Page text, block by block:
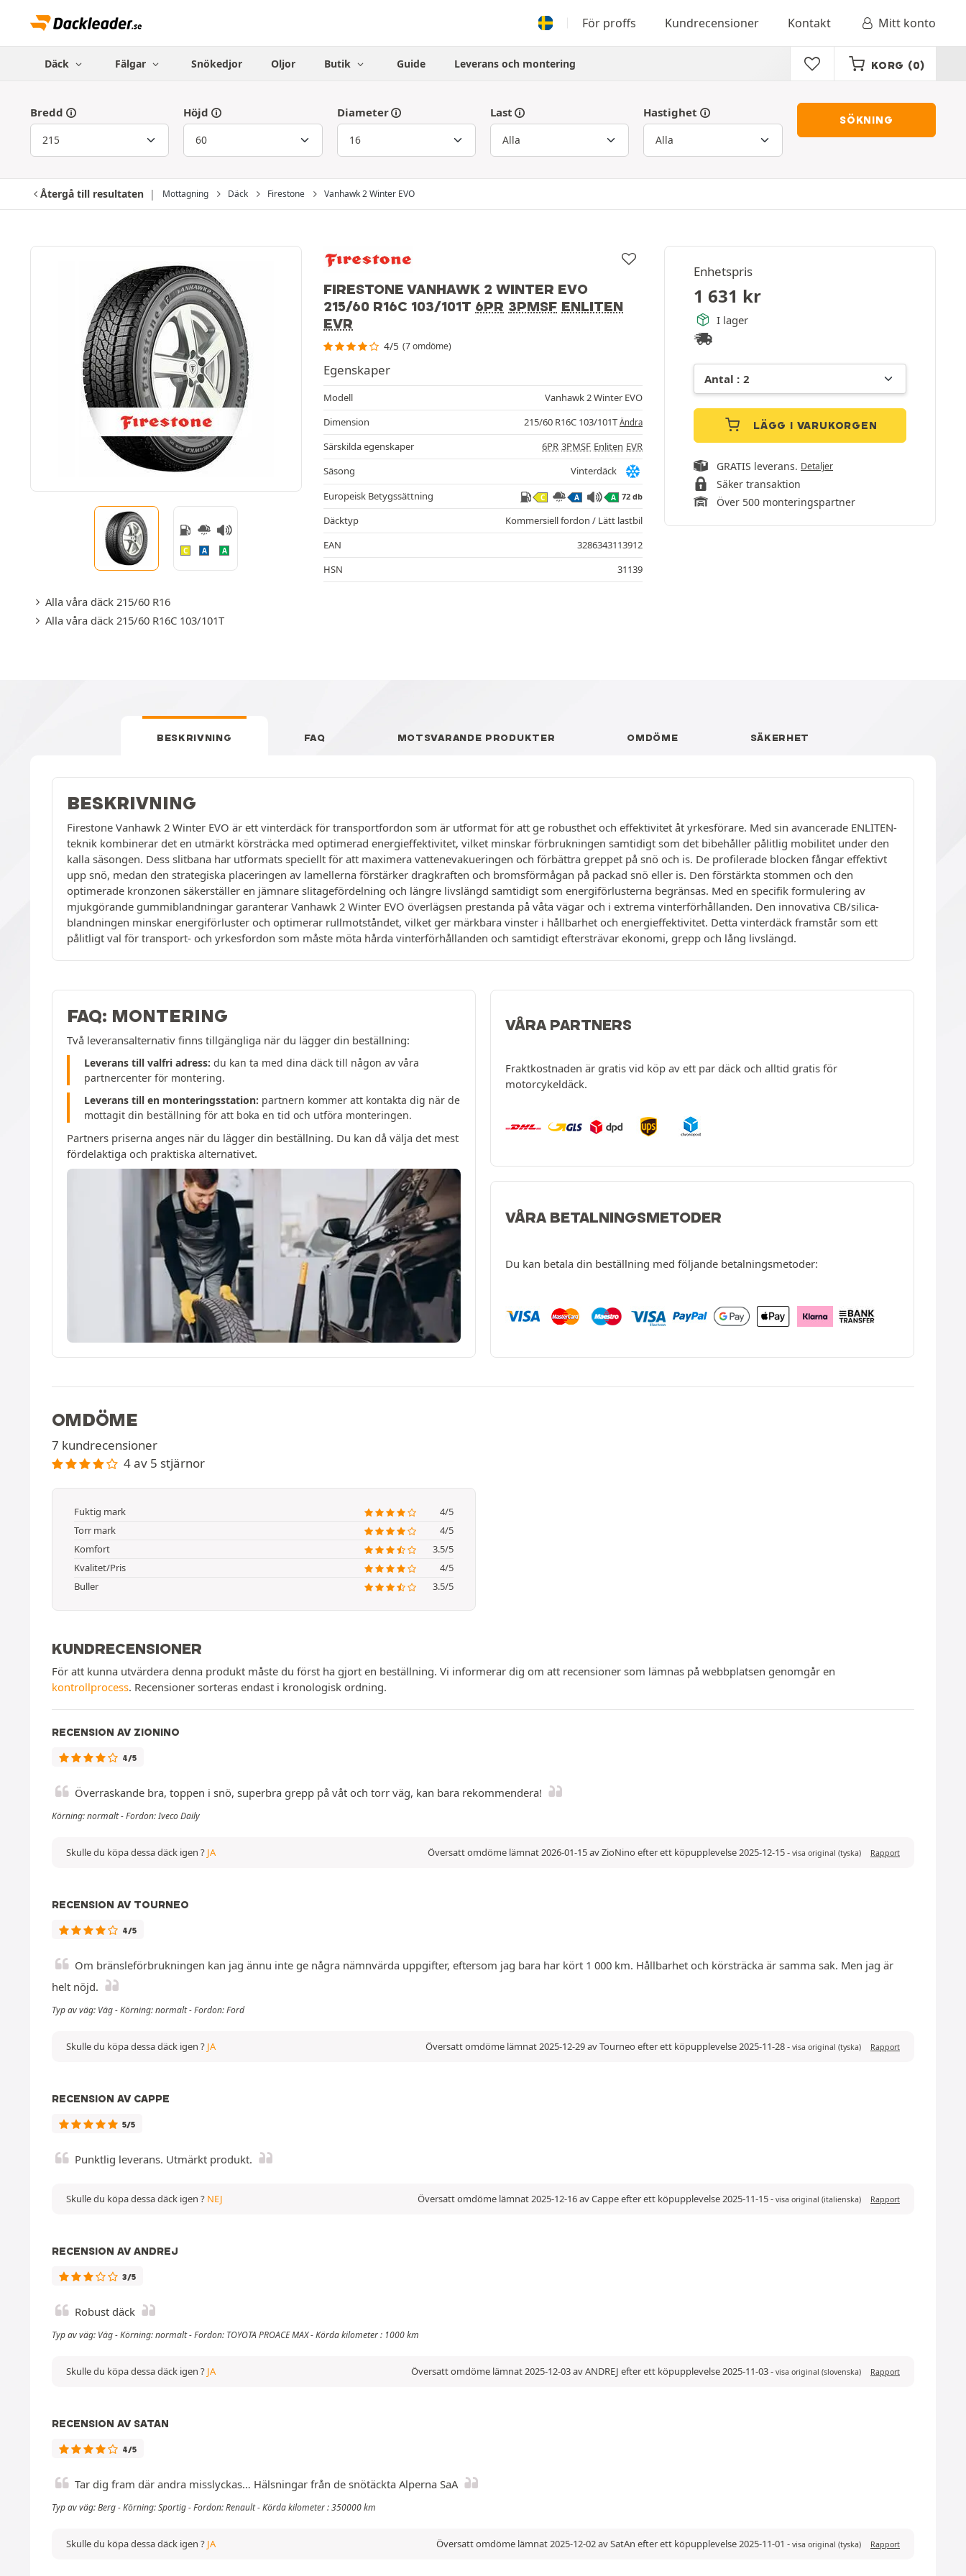
För proffs Kundrecensioner Kontakt Mitt konto
Däck Fälgar Snökedjor Oljor Butik Guide Leverans och montering KORG (0)
Bredd Höjd Diameter Last Hastighet
SÖKNING
Återgå till resultaten Mottagning Däck Firestone Vanhawk 2 Winter EVO
FIRESTONE VANHAWK 2 WINTER EVO
215/60 R16C 103/101T 6PR 3PMSF ENLITEN
EVR
4/5 (7 omdöme)
C A A
Alla våra däck 215/60 R16
Alla våra däck 215/60 R16C 103/101T
Enhetspris
1 631 kr
I lager
LÄGG I VARUKORGEN
GRATIS leverans. Detaljer
Säker transaktion
Över 500 monteringspartner
Egenskaper
Modell
Vanhawk 2 Winter EVO
Dimension
215/60 R16C 103/101T Ändra
Särskilda egenskaper 6PR 3PMSF Enliten EVR
Säsong
Vinterdäck
Europeisk Betygssättning
C A A 72 db
Däcktyp
Kommersiell fordon / Lätt lastbil
EAN
3286343113912
HSN
31139
BESKRIVNING FAQ MOTSVARANDE PRODUKTER OMDÖME SÄKERHET
BESKRIVNING
Firestone Vanhawk 2 Winter EVO är ett vinterdäck för transportfordon som är utformat för att ge robusthet och effektivitet åt yrkesförare. Med sin avancerade ENLITEN-
teknik kombinerar det en utmärkt körsträcka med optimerad energieffektivitet, vilket minskar förbrukningen samtidigt som det bibehåller pålitlig mobilitet under den
kalla säsongen. Dess slitbana har utformats speciellt för att maximera vattenevakueringen och förbättra greppet på snö och is. De profilerade blocken fångar effektivt
upp snö, medan den strategiska placeringen av lamellerna förstärker dragkraften och bromsförmågan på packad snö eller is. Den förstärkta stommen och den
optimerade kronzonen säkerställer en jämnare slitagefördelning och längre livslängd samtidigt som energiförlusterna begränsas. Med en specifik formulering av
mjukgörande gummiblandningar garanterar Vanhawk 2 Winter EVO överlägsen prestanda på våta vägar och i extrema vinterförhållanden. Den innovativa CB/silica-
blandningen minskar energiförluster och optimerar rullmotståndet, vilket ger märkbara vinster i hållbarhet och energieffektivitet. Detta vinterdäck framstår som ett
pålitligt val för transport- och yrkesfordon som måste möta hårda vinterförhållanden och samtidigt eftersträvar ekonomi, grepp och lång livslängd.
FAQ: MONTERING
Två leveransalternativ finns tillgängliga när du lägger din beställning:
Leverans till valfri adress: du kan ta med dina däck till någon av våra
partnercenter för montering.
Leverans till en monteringsstation: partnern kommer att kontakta dig när de
mottagit din beställning för att boka en tid och utföra monteringen.
Partners priserna anges när du lägger din beställning. Du kan då välja det mest
fördelaktiga och praktiska alternativet.
VÅRA PARTNERS
Fraktkostnaden är gratis vid köp av ett par däck och alltid gratis för
motorcykeldäck.
VÅRA BETALNINGSMETODER
Du kan betala din beställning med följande betalningsmetoder:
OMDÖME
7 kundrecensioner
4 av 5 stjärnor
Fuktig mark
4/5
Torr mark
4/5
Komfort
3.5/5
Kvalitet/Pris
4/5
Buller
3.5/5
KUNDRECENSIONER
För att kunna utvärdera denna produkt måste du först ha gjort en beställning. Vi informerar dig om att recensioner som lämnas på webbplatsen genomgår en
kontrollprocess. Recensioner sorteras endast i kronologisk ordning.
RECENSION AV ZIONINO
4/5
Överraskande bra, toppen i snö, superbra grepp på våt och torr väg, kan bara rekommendera!
Körning: normalt - Fordon: Iveco Daily
Översatt omdöme lämnat 2026-01-15 av ZioNino efter ett köpupplevelse 2025-12-15- visa original (tyska) Rapport
Skulle du köpa dessa däck igen ? JA
RECENSION AV TOURNEO
4/5
Om bränsleförbrukningen kan jag ännu inte ge några nämnvärda uppgifter, eftersom jag bara har kört 1 000 km. Hållbarhet och körsträcka är samma sak. Men jag är
helt nöjd.
Typ av väg: Väg - Körning: normalt - Fordon: Ford
Översatt omdöme lämnat 2025-12-29 av Tourneo efter ett köpupplevelse 2025-11-28- visa original (tyska) Rapport
Skulle du köpa dessa däck igen ? JA
RECENSION AV CAPPE
5/5
Punktlig leverans. Utmärkt produkt.
Översatt omdöme lämnat 2025-12-16 av Cappe efter ett köpupplevelse 2025-11-15- visa original (italienska) Rapport
Skulle du köpa dessa däck igen ? NEJ
RECENSION AV ANDREJ
3/5
Robust däck
Typ av väg: Väg - Körning: normalt - Fordon: TOYOTA PROACE MAX - Körda kilometer : 1000 km
Översatt omdöme lämnat 2025-12-03 av ANDREJ efter ett köpupplevelse 2025-11-03- visa original (slovenska) Rapport
Skulle du köpa dessa däck igen ? JA
RECENSION AV SATAN
4/5
Tar dig fram där andra misslyckas… Hälsningar från de snötäckta Alperna SaA
Typ av väg: Berg - Körning: Sportig - Fordon: Renault - Körda kilometer : 350000 km
Översatt omdöme lämnat 2025-12-02 av SatAn efter ett köpupplevelse 2025-11-01 - visa original (tyska) Rapport
Skulle du köpa dessa däck igen ? JA